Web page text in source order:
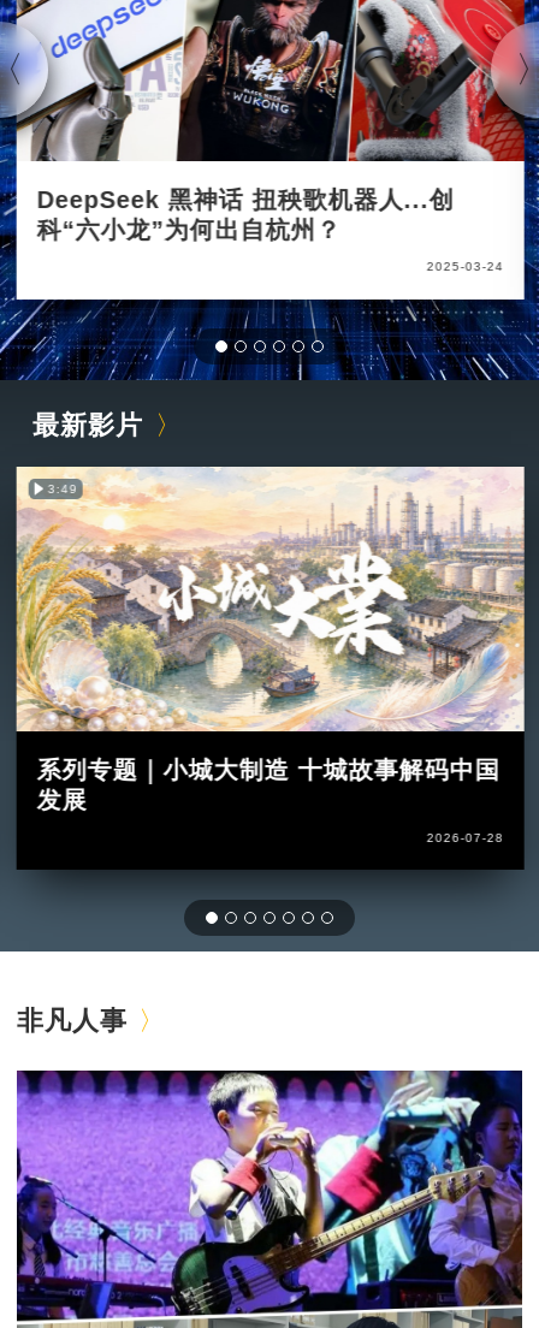
DeepSeek 黑神话 扭秧歌机器人...创
科“六小龙”为何出自杭州？
2025-03-24
最新影片
3:49
系列专题｜小城大制造 十城故事解码中国
发展
2026-07-28
非凡人事